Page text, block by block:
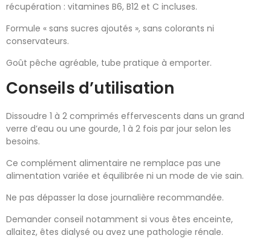
récupération : vitamines B6, B12 et C incluses.
Formule « sans sucres ajoutés », sans colorants ni
conservateurs.
Goût pêche agréable, tube pratique à emporter.
Conseils d’utilisation
Dissoudre 1 à 2 comprimés effervescents dans un grand
verre d’eau ou une gourde, 1 à 2 fois par jour selon les
besoins.
Ce complément alimentaire ne remplace pas une
alimentation variée et équilibrée ni un mode de vie sain.
Ne pas dépasser la dose journalière recommandée.
Demander conseil notamment si vous êtes enceinte,
allaitez, êtes dialysé ou avez une pathologie rénale.